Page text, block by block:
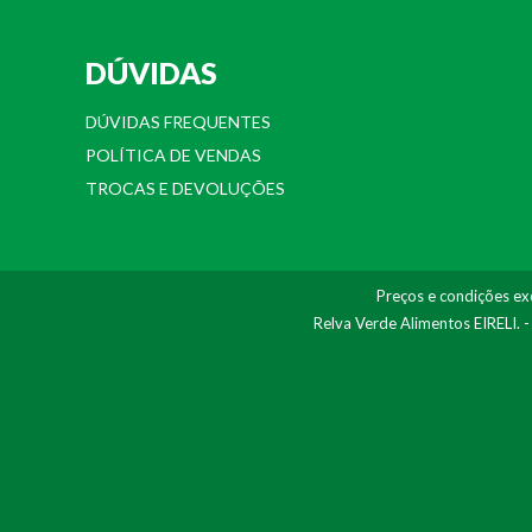
DÚVIDAS
DÚVIDAS FREQUENTES
POLÍTICA DE VENDAS
TROCAS E DEVOLUÇÕES
Preços e condições
Relva Verde Alimentos